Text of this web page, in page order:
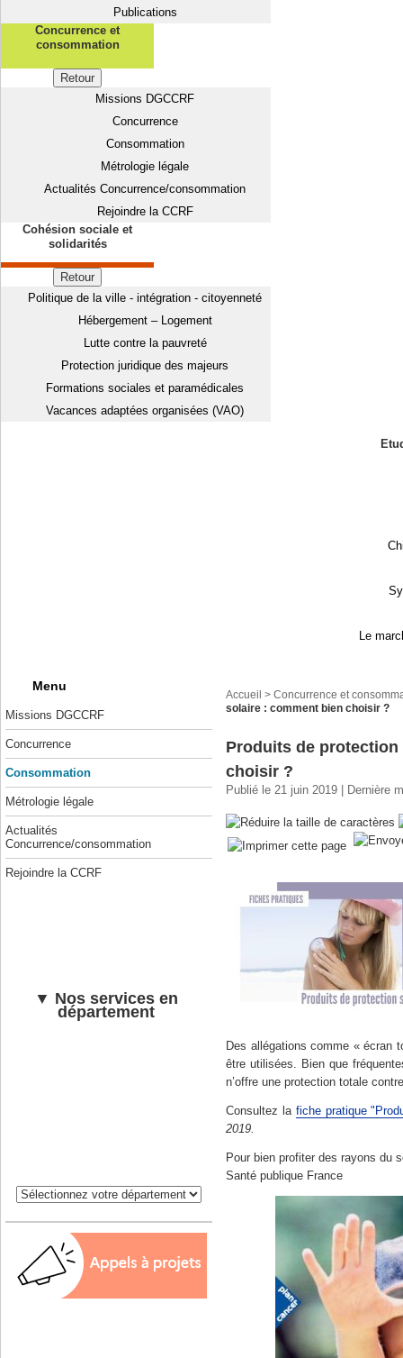
Publications
Concurrence et
consommation
Retour
Missions DGCCRF
Concurrence
Consommation
Métrologie légale
Actualités Concurrence/consommation
Rejoindre la CCRF
Cohésion sociale et
solidarités
Retour
Politique de la ville - intégration - citoyenneté
Hébergement – Logement
Lutte contre la pauvreté
Protection juridique des majeurs
Formations sociales et paramédicales
Vacances adaptées organisées (VAO)
Le
Menu
Missions DGCCRF
Concurrence
Consommation
Métrologie légale
Actualités
Concurrence/consommation
Rejoindre la CCRF
▼ Nos services en
département
Accueil > Concurrence et
solaire : comment bien choisir ?
Produits de
choisir ?
Publié le 21 juin 2019 | Dernière
Des allégations comme « écran
être utilisées. Bien que
n’offre une protection totale
Consultez la fiche pratique
2019.
Pour bien profiter des rayons du
Santé publique France